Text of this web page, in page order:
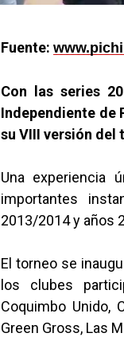
Fuente:
Con las series
Independiente de
su VIII versión
Una experiencia
importantes
2013/2014 y años
El torneo se
los clubes
Coquimbo Unido,
Green Gross, Las